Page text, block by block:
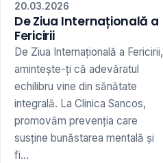
20.03.2026
De Ziua Internațională a
Fericirii
De Ziua Internațională a Fericirii,
amintește-ți că adevăratul
echilibru vine din sănătate
integrală. La Clinica Sancos,
promovăm prevenția care
susține bunăstarea mentală și
fi...